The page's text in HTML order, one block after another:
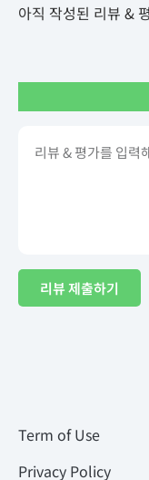
아직 작성된 리뷰 &
리뷰 제출하기
Term of Use
Privacy Policy